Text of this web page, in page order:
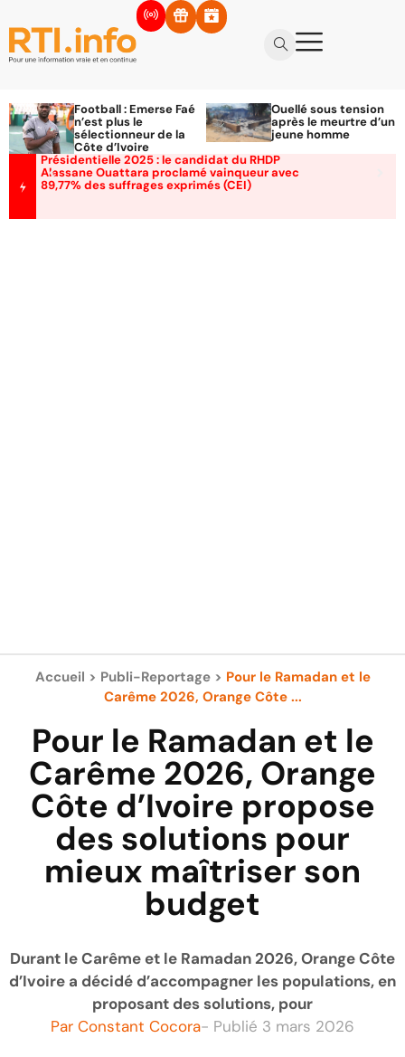
Football : Emerse Faé
n’est plus le
sélectionneur de la
Côte d’Ivoire
Ouellé sous tension
après le meurtre d’un
jeune homme
Présidentielle 2025 : le candidat du RHDP
Alassane Ouattara proclamé vainqueur avec
89,77% des suffrages exprimés (CEI)
Accueil > Publi-Reportage> Pour le Ramadan et le
Carême 2026, Orange Côte ...
Pour le Ramadan et le
Carême 2026, Orange
Côte d’Ivoire propose
des solutions pour
mieux maîtriser son
budget
Durant le Carême et le Ramadan 2026, Orange Côte
d’Ivoire a décidé d’accompagner les populations, en
proposant des solutions, pour
Par Constant Cocora- Publié 3 mars 2026